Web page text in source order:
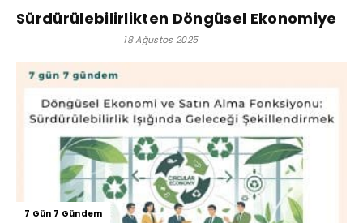
Sürdürülebilirlikten Döngüsel Ekonomiye
- 18 Ağustos 2025
7 Gün 7 Gündem